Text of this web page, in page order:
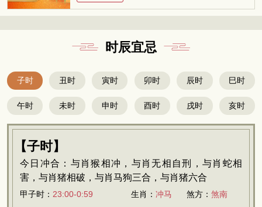
时辰宜忌
子时 丑时 寅时 卯时 辰时 巳时
午时 未时 申时 酉时 戌时 亥时
【子时】
今日冲合：与肖猴相冲，与肖无相自刑，与肖蛇相
害，与肖猪相破，与肖马狗三合，与肖猪六合
甲子时： 23:00-0:59 生肖： 冲马 煞方： 煞南